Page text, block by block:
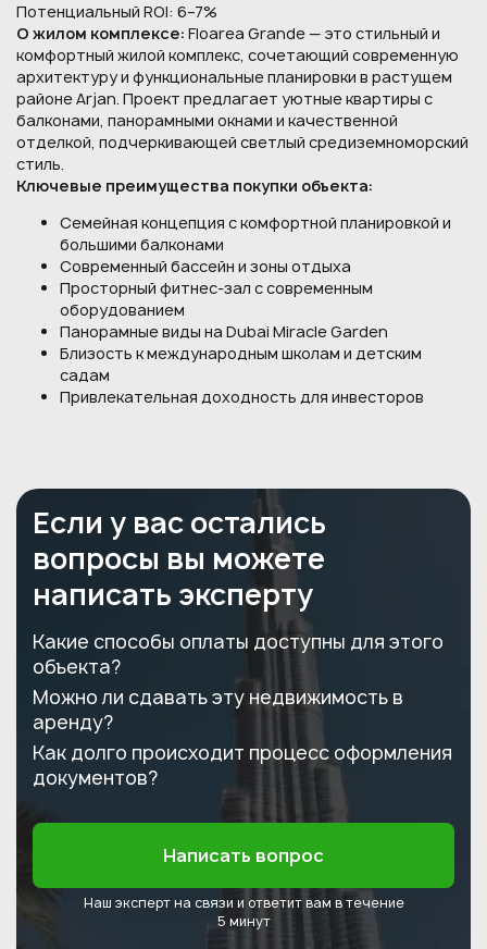
Потенциальный ROI: 6–7%
О жилом комплексе: Floarea Grande — это стильный и
комфортный жилой комплекс, сочетающий современную
архитектуру и функциональные планировки в растущем
районе Arjan. Проект предлагает уютные квартиры с
балконами, панорамными окнами и качественной
отделкой, подчеркивающей светлый средиземноморский
стиль.
Ключевые преимущества покупки объекта:
Семейная концепция с комфортной планировкой и
большими балконами
Современный бассейн и зоны отдыха
Просторный фитнес-зал с современным
оборудованием
Панорамные виды на Dubai Miracle Garden
Близость к международным школам и детским
садам
Привлекательная доходность для инвесторов
Если у вас остались
вопросы вы можете
написать эксперту
Какие способы оплаты доступны для этого
объекта?
Можно ли сдавать эту недвижимость в
аренду?
Как долго происходит процесс оформления
документов?
Написать вопрос
Наш эксперт на связи и ответитвам в течение
5 минут